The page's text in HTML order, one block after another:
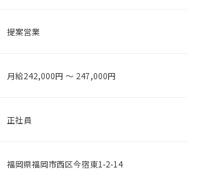
提案営業
月給242,000円 ～ 247,000円
正社員
福岡県福岡市西区今宿東1-2-14